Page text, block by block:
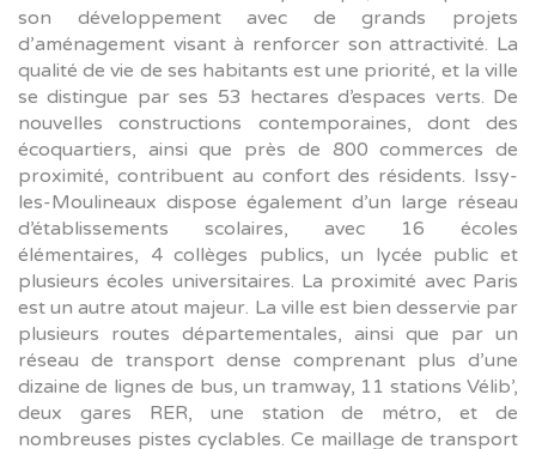
son développement avec de grands projets
d’aménagement visant à renforcer son attractivité. La
qualité de vie de ses habitants est une priorité, et la ville
se distingue par ses 53 hectares d’espaces verts. De
nouvelles constructions contemporaines, dont des
écoquartiers, ainsi que près de 800 commerces de
proximité, contribuent au confort des résidents. Issy-
les-Moulineaux dispose également d’un large réseau
d’établissements scolaires, avec 16 écoles
élémentaires, 4 collèges publics, un lycée public et
plusieurs écoles universitaires. La proximité avec Paris
est un autre atout majeur. La ville est bien desservie par
plusieurs routes départementales, ainsi que par un
réseau de transport dense comprenant plus d’une
dizaine de lignes de bus, un tramway, 11 stations Vélib’,
deux gares RER, une station de métro, et de
nombreuses pistes cyclables. Ce maillage de transport